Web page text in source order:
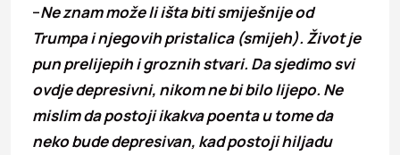
–Ne znam može li išta biti smiješnije od
Trumpa i njegovih pristalica (smijeh). Život je
pun prelijepih i groznih stvari. Da sjedimo svi
ovdje depresivni, nikom ne bi bilo lijepo. Ne
mislim da postoji ikakva poenta u tome da
neko bude depresivan, kad postoji hiljadu